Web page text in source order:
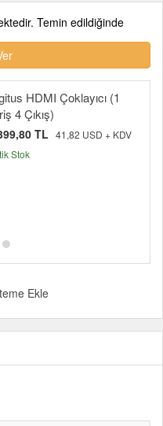
Temin edildiğinde
HDMI Çoklayıcı (1
4 Çıkış)
TL 41,82 USD + KDV
Stok
Ekle